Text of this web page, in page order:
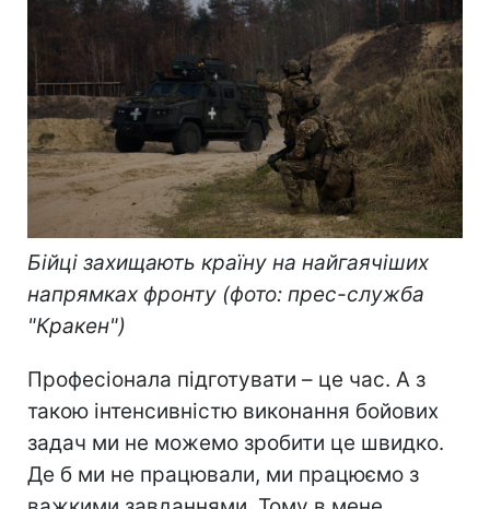
Бійці захищають країну на найгаячіших
напрямках фронту (фото: прес-служба
"Кракен")
Професіонала підготувати – це час. А з
такою інтенсивністю виконання бойових
задач ми не можемо зробити це швидко.
Де б ми не працювали, ми працюємо з